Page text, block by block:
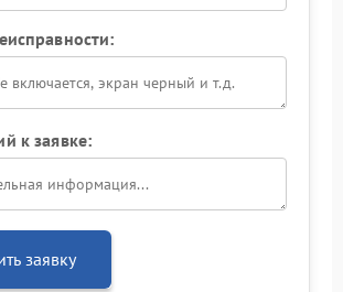
к заявке:
заявку